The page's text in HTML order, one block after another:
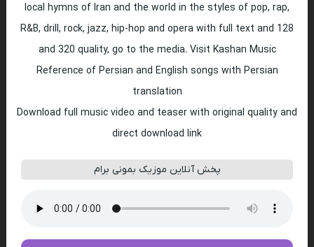
local hymns of Iran and the world in the styles of pop, rap,
R&B, drill, rock, jazz, hip-hop and opera with full text and 128
and 320 quality, go to the media. Visit Kashan Music
Reference of Persian and English songs with Persian
translation
Download full music video and teaser with original quality and
direct download link
پخش آنلاین موزیک بمونی برام